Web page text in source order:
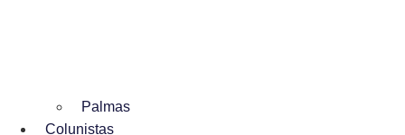
Palmas
Colunistas